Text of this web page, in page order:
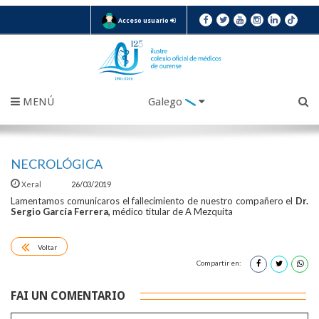
Acceso usuario
MENÚ Galego
NECROLÓGICA
Xeral 26/03/2019
Lamentamos comunicaros el fallecimiento de nuestro compañero el Dr.
Sergio García Ferrera, médico titular de A Mezquita
Voltar
Compartir en:
FAI UN COMENTARIO